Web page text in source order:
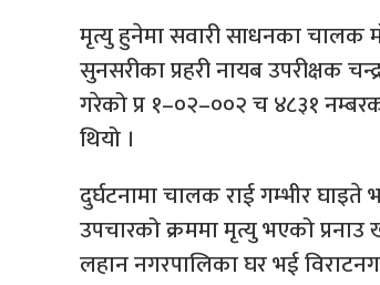
मृत्यु हुनेमा सवारी साधनका चालक
सुनसरीका प्रहरी नायब उपरीक्षक
गरेको प्र १–०२–००२ च ४८३१
थियो ।
दुर्घटनामा चालक राई गम्भीर
उपचारको क्रममा मृत्यु भएको प्रनाउ
लहान नगरपालिका घर भई